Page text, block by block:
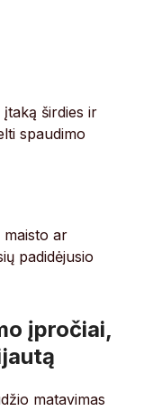
įtaką širdies ir
spaudimo
maisto ar
padidėjusio
įpročiai,
matavimas